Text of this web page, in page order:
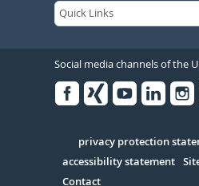
Social media channels of the
Serivce
privacy protection
accessibility statement
Contact